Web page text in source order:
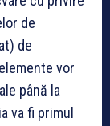
de
de
vor
până la
va fi primul